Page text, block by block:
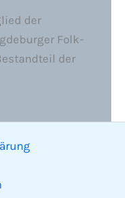
der
Folk-
der